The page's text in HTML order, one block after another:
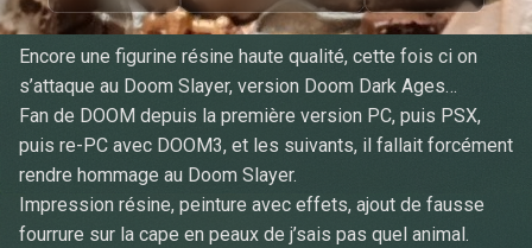
Encore une figurine résine haute qualité, cette fois ci on
s’attaque au Doom Slayer, version Doom Dark Ages…
Fan de DOOM depuis la première version PC, puis PSX,
puis re-PC avec DOOM3, et les suivants, il fallait forcément
rendre hommage au Doom Slayer.
Impression résine, peinture avec effets, ajout de fausse
fourrure sur la cape en peaux de j’sais pas quel animal.